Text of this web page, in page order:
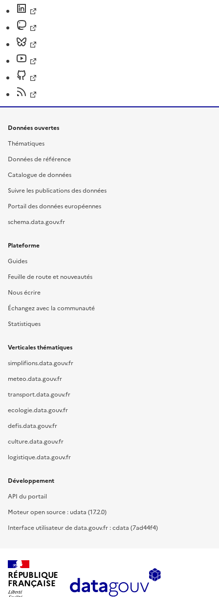
Données ouvertes
Thématiques
Données de référence
Catalogue de données
Suivre les publications des données
Portail des données européennes
schema.data.gouv.fr
Plateforme
Guides
Feuille de route et nouveautés
Nous écrire
Échangez avec la communauté
Statistiques
Verticales thématiques
simplifions.data.gouv.fr
meteo.data.gouv.fr
transport.data.gouv.fr
ecologie.data.gouv.fr
defis.data.gouv.fr
culture.data.gouv.fr
logistique.data.gouv.fr
Développement
API du portail
Moteur open source : udata (17.2.0)
Interface utilisateur de data.gouv.fr : cdata (7ad44f4)
RÉPUBLIQUE
FRANÇAISE